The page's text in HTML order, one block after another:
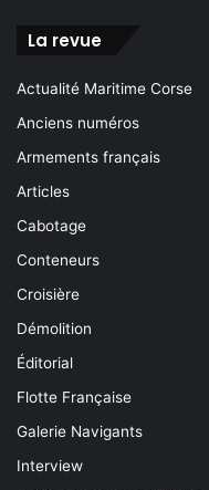
La revue
Actualité Maritime Corse
Anciens numéros
Armements français
Articles
Cabotage
Conteneurs
Croisière
Démolition
Éditorial
Flotte Française
Galerie Navigants
Interview